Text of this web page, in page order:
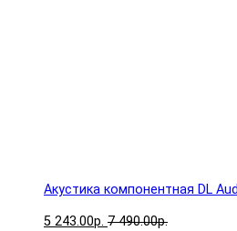
Акустика компонентная DL
5 243.00р. 7 490.00р.